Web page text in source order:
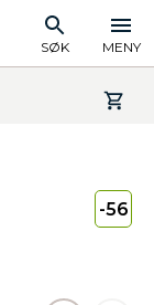
SØK MENY
-56